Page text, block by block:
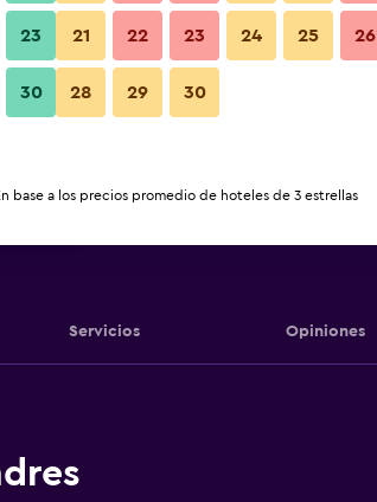
Fotos
Servicios Opiniones
23
30
21 22 23 24 25 26
28 29 30
base a los precios promedio de hoteles de 3 estrellas